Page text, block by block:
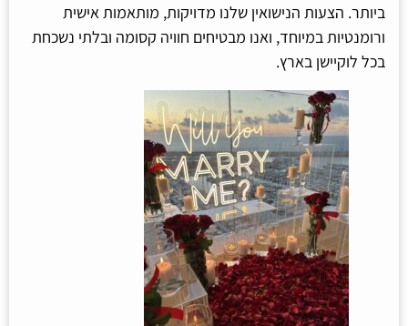
ביותר. הצעות הנישואין שלנו מדויקות, מותאמות אישית
ורומנטיות במיוחד, ואנו מבטיחים חוויה קסומה ובלתי נשכחת
בכל לוקיישן בארץ.